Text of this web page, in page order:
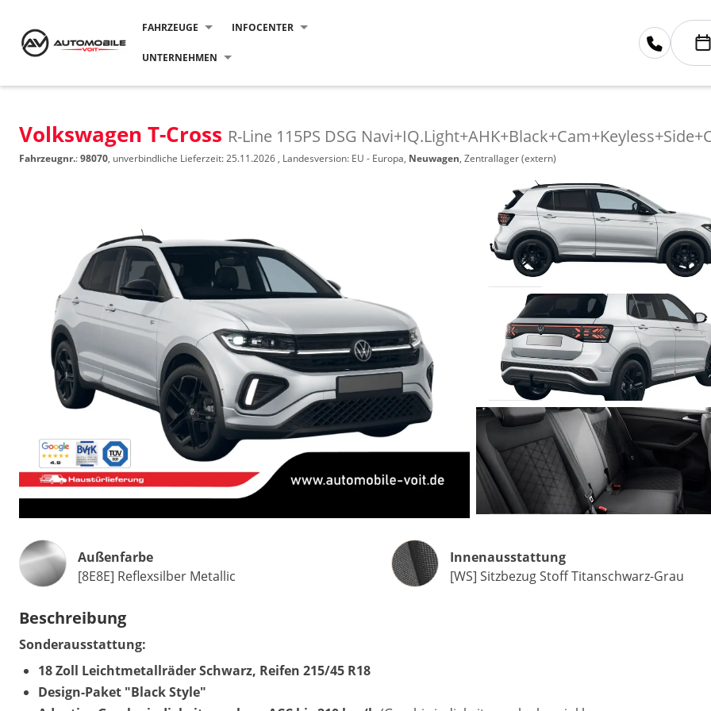
FAHRZEUGE INFOCENTER
UNTERNEHMEN
Volkswagen T-Cross R-Line 115PS DSG
Fahrzeugnr.:98070, unverbindliche Lieferzeit:25.11.2026 , Landesversion: EU - Europa, Neuwagen, Zentrallager (extern)
Matthias Voit
Geschäftsführung / Inhaber
Festnetz
0961 381 762
Außenfarbe
[8E8E] Reflexsilber Metallic
InnenausstattungInnenausstattung
[WS] Sitzbezug Stoff Titanschwarz-Grau
Beschreibung
Sonderausstattung:
18 Zoll Leichtmetallräder Schwarz, Reifen 215/45 R18
Design-Paket "Black Style"